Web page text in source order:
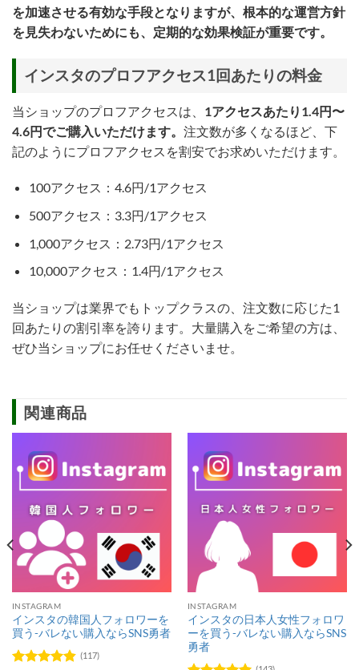
を加速させる有効な手段となりますが、根本的な運営方針
を見失わないためにも、定期的な効果検証が重要です。
インスタのプロフアクセス1回あたりの料金
当ショップのプロフアクセスは、 1アクセスあたり1.4円〜
4.6円でご購入いただけます。 注文数が多くなるほど、下
記のようにプロフアクセスを割安でお求めいただけます。
100アクセス：4.6円/1アクセス
500アクセス：3.3円/1アクセス
1,000アクセス：2.73円/1アクセス
10,000アクセス：1.4円/1アクセス
当ショップは業界でもトップクラスの、注文数に応じた1
回あたりの割引率を誇ります。大量購入をご希望の方は、
ぜひ当ショップにお任せくださいませ。
関連商品
INSTAGRAM
インスタの韓国人フォロワーを
買う-バレない購入ならSNS勇者
(117)
INSTAGRAM
インスタの日本人女性フォロワ
ーを買う-バレない購入ならSNS
勇者